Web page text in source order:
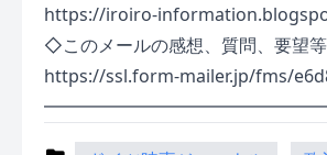
https://iroiro-
◇このメールの感想、質問、要望等
https://ssl.form-mailer.jp/fms/